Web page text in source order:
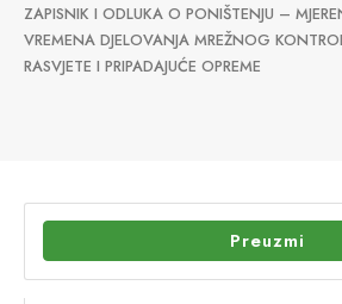
ZAPISNIK I ODLUKA O PONIŠTENJU –
VREMENA DJELOVANJA MREŽNOG
RASVJETE I PRIPADAJUĆE OPREME
Preuzmi